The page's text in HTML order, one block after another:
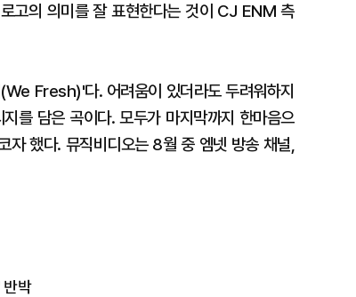
고의 의미를 잘 표현한다는 것이 CJ ENM 측
Fresh)'다. 어려움이 있더라도 두려워하지
를 담은 곡이다. 모두가 마지막까지 한마음으
자 했다. 뮤직비디오는 8월 중 엠넷 방송 채널,
반박